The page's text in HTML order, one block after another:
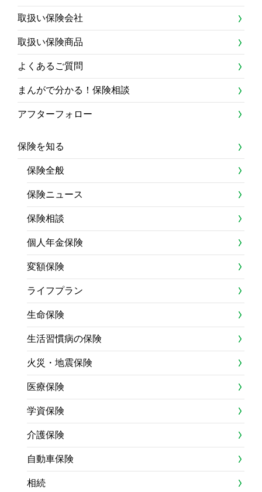
取扱い保険会社
取扱い保険商品
よくあるご質問
まんがで分かる！保険相談
アフターフォロー
保険を知る
保険全般
保険ニュース
保険相談
個人年金保険
変額保険
ライフプラン
生命保険
生活習慣病の保険
火災・地震保険
医療保険
学資保険
介護保険
自動車保険
相続